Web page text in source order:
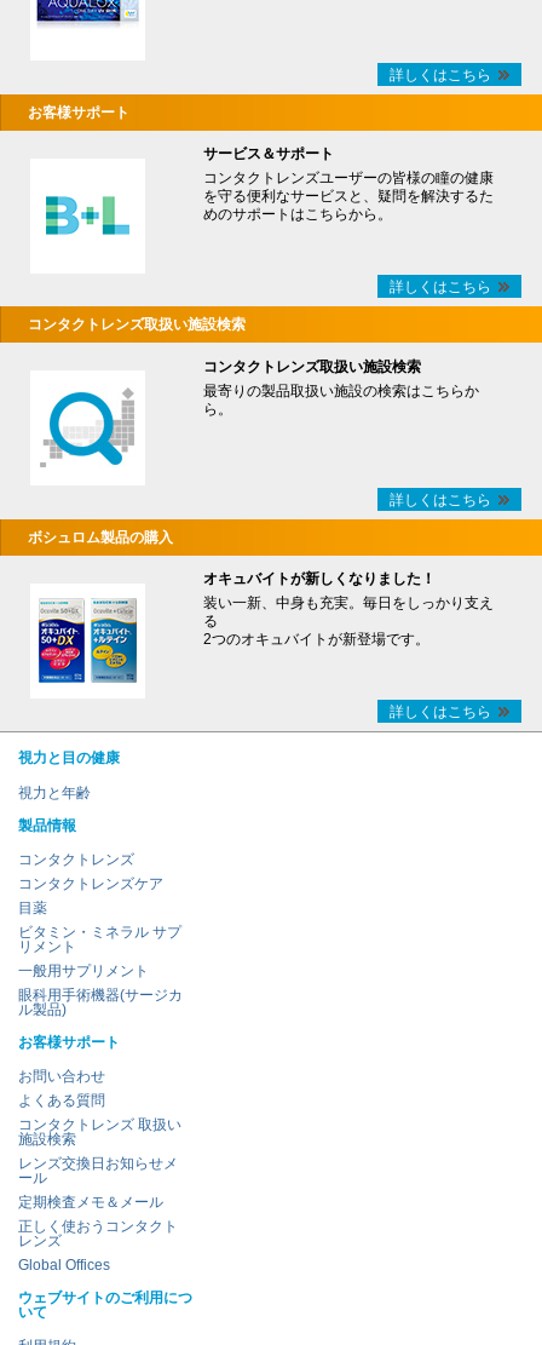
詳しくはこちら
お客様サポート
サービス＆サポート
コンタクトレンズユーザーの皆様の瞳の健康
を守る便利なサービスと、疑問を解決するた
めのサポートはこちらから。
詳しくはこちら
コンタクトレンズ取扱い施設検索
コンタクトレンズ取扱い施設検索
最寄りの製品取扱い施設の検索はこちらか
ら。
詳しくはこちら
ボシュロム製品の購入
オキュバイトが新しくなりました！
装い一新、中身も充実。毎日をしっかり支え
る
2つのオキュバイトが新登場です。
詳しくはこちら
視力と目の健康
視力と年齢
製品情報
コンタクトレンズ
コンタクトレンズケア
目薬
ビタミン・ミネラル サプ
リメント
一般用サプリメント
眼科用手術機器(サージカ
ル製品)
お客様サポート
お問い合わせ
よくある質問
コンタクトレンズ 取扱い
施設検索
レンズ交換日お知らせメ
ール
定期検査メモ＆メール
正しく使おうコンタクト
レンズ
Global Offices
ウェブサイトのご利用につ
いて